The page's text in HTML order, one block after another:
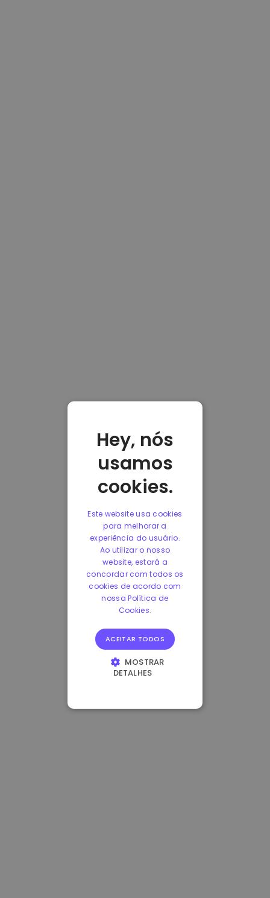
Hey, nós
usamos
cookies.
Este website usa cookies
para melhorar a
experiência do usuário.
Ao utilizar o nosso
website, estará a
concordar com todos os
cookies de acordo com
nossa Política de
Cookies.
ACEITAR TODOS
MOSTRAR
DETALHES